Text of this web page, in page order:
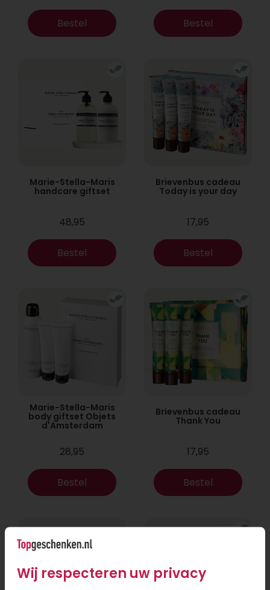
Bestel Bestel
Marie-Stella-Maris
handcare giftset
48,95
Bestel
Brievenbus cadeau
Today is your day
17,95
Bestel
Marie-Stella-Maris
body giftset Objets
d'Amsterdam
28,95
Bestel
Brievenbus cadeau
Thank You
17,95
Bestel
Wij respecteren uw privacy